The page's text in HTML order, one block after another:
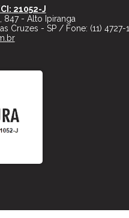
21052-J
847 - Alto Ipiranga
Cruzes - SP/ Fone: (11) 4727-